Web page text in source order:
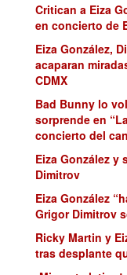
Critican a Eiza
en concierto de
Eiza González,
acaparan
CDMX
Bad Bunny lo
sorprende en
concierto del
Eiza González y
Dimitrov
Eiza González
Grigor Dimitrov
Ricky Martin y
tras desplante